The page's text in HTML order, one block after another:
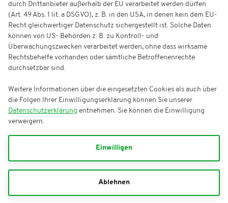
durch Drittanbieter außerhalb der EU verarbeitet werden dürfen
(Art. 49 Abs. 1 lit. a DSGVO), z. B. in den USA, in denen kein dem EU-
Recht gleichwertiger Datenschutz sichergestellt ist. Solche Daten
können von US- Behörden z. B. zu Kontroll- und
Überwachungszwecken verarbeitet werden, ohne dass wirksame
Rechtsbehelfe vorhanden oder sämtliche Betroffenenrechte
durchsetzbar sind.
Weitere Informationen über die eingesetzten Cookies als auch über
die Folgen Ihrer Einwilligungserklärung können Sie unserer
Datenschutzerklärung entnehmen. Sie können die Einwilligung
verweigern.
Einwilligen
Ablehnen